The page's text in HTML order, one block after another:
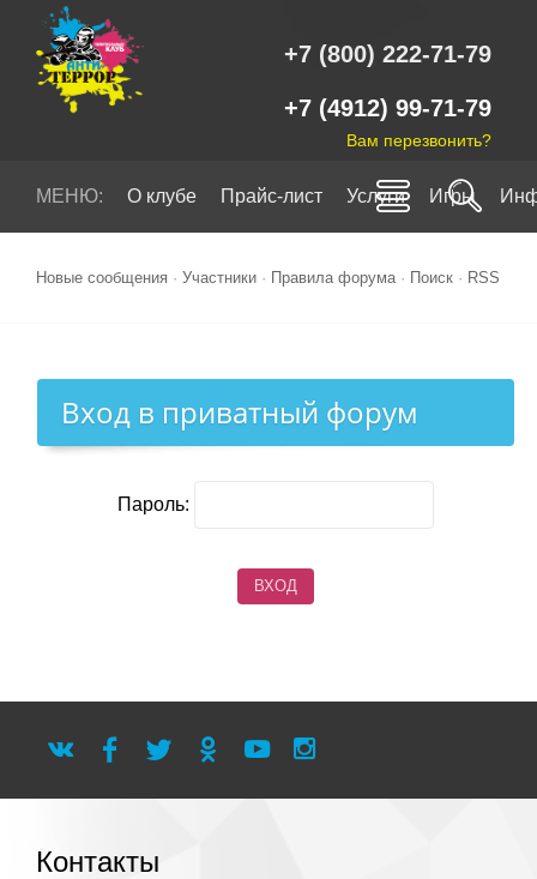
+7 (800) 222-71-79
+7 (4912) 99-71-79
Вам перезвонить?
МЕНЮ: О клубе Прайс-лист Услуги Игры
Новые сообщения · Участники · Правила форума· Поиск · RSS
Вход в приватный форум
Пароль:
Контакты